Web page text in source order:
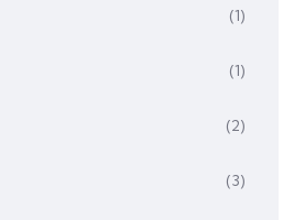
(1)
(1)
(2)
(3)